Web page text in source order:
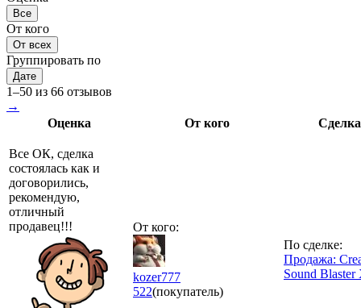
Все
От кого
От всех
Группировать по
Дате
1–50 из 66 отзывов
→
Оценка
От кого Сделка
Все ОК, сделка
состоялась как и
договорились,
рекомендую,
отличный
продавец!!!
От кого:
kozer777
522(покупатель)
По сделке:
Продажа:
Sound Blaster